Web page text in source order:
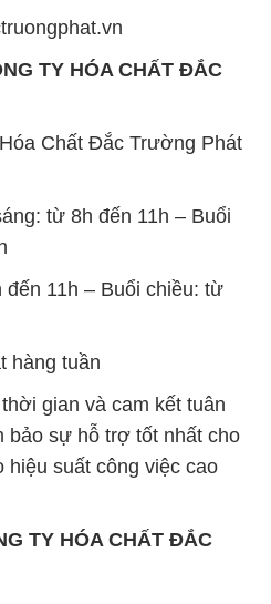
TY HÓA CHẤT ĐẮC
Chất Đắc Trường Phát
từ 8h đến 11h – Buổi
11h – Buổi chiều: từ
hàng tuần
gian và cam kết tuân
bảo sự hỗ trợ tốt nhất cho
hiệu suất công việc cao
TY HÓA CHẤT ĐẮC